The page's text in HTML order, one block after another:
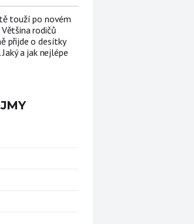
touží po novém
rodičů
přijde o desítky
a jak nejlépe